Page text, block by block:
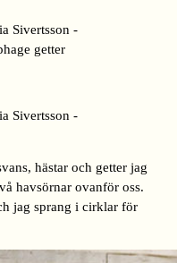
hästar och getter jag
havsörnar ovanför oss.
jag sprang i cirklar för